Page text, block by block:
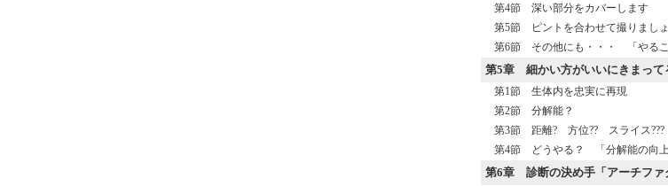
第4節 深い部分をカバーします
第5節 ピントを合わせて撮りまし
第6節 その他にも・・・ 「やるこ
第5章 細かい方がいいにきまって
第1節 生体内を忠実に再現
第2節 分解能？
第3節 距離? 方位?? スライス???
第4節 どうやる？ 「分解能の向上
第6章 診断の決め手「アーチファ